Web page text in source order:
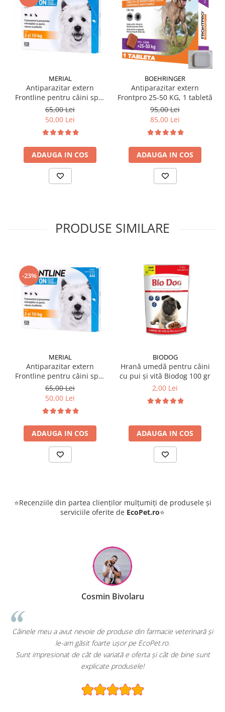
MERIAL
Antiparazitar extern
Frontline pentru câini spot
on 2-10 KG, 1 pipetă
65,00 Lei
50,00 Lei
ADAUGA IN COS
BOEHRINGER
Antiparazitar extern
Frontpro 25-50 KG, 1 tabletă
95,00 Lei
85,00 Lei
ADAUGA IN COS
PRODUSE SIMILARE
-23%
MERIAL
Antiparazitar extern
Frontline pentru câini spot
on 2-10 KG, 1 pipetă
65,00 Lei
50,00 Lei
ADAUGA IN COS
BIODOG
Hrană umedă pentru câini
cu pui și vită Biodog 100 gr
2,00 Lei
ADAUGA IN COS
⭐Recenziile din partea clienților mulțumiți de produsele și
serviciile oferite de EcoPet.ro⭐
Cosmin Bivolaru
Câinele meu a avut nevoie de produse din farmacie veterinară și
le-am găsit foarte ușor pe EcoPet.ro.
Sunt impresionat de cât de variată e oferta și cât de bine sunt
explicate produsele!